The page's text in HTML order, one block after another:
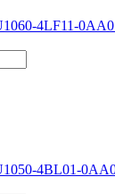
4LF11-
4BL01-